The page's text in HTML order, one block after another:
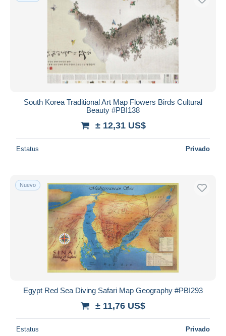
South Korea Traditional Art Map Flowers Birds Cultural
Beauty #PBI138
± 12,31 US$
Estatus Privado
Nuevo
Egypt Red Sea Diving Safari Map Geography #PBI293
± 11,76 US$
Estatus Privado